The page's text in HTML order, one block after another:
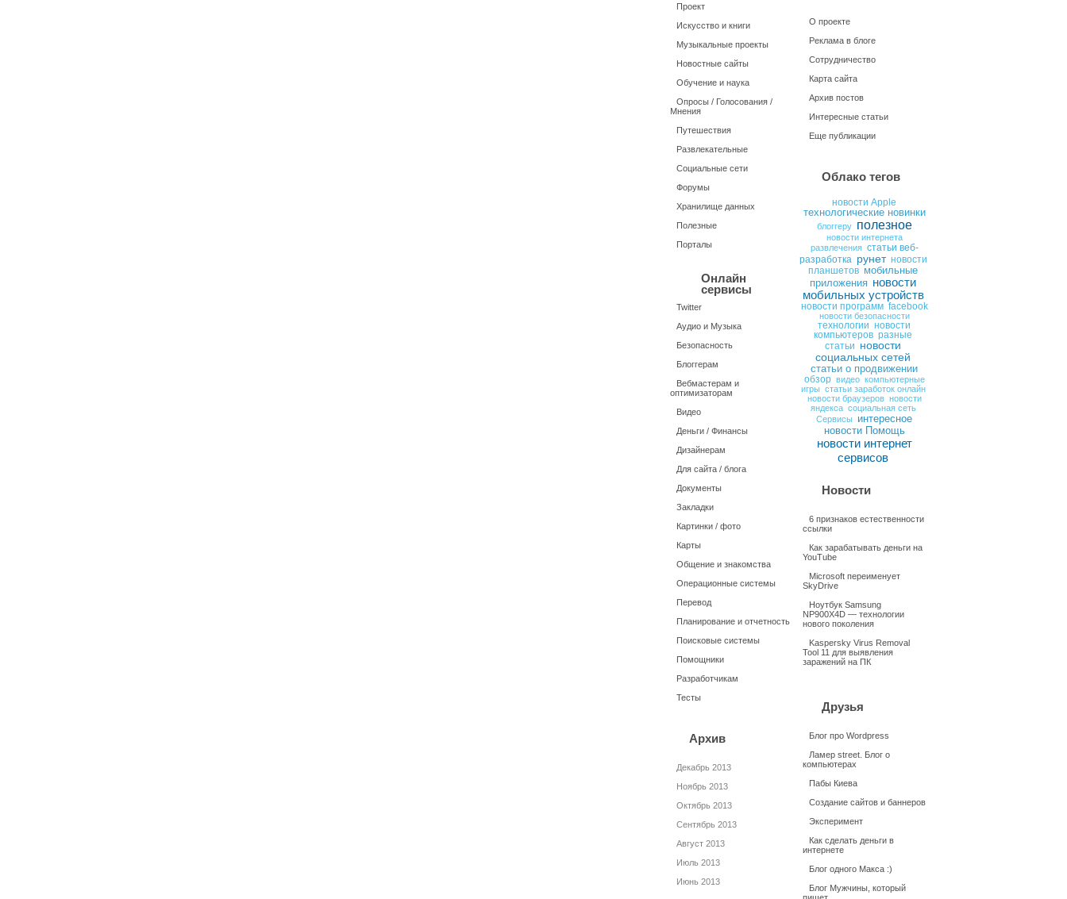
Проект
Искусство и книги
Музыкальные проекты
Новостные сайты
Обучение и наука
Опросы / Голосования /
Мнения
Путешествия
Развлекательные
Социальные сети
Форумы
Хранилище данных
Полезные
Порталы
Онлайн
сервисы
Twitter
Аудио и Музыка
Безопасность
Блоггерам
Вебмастерам и
оптимизаторам
Видео
Деньги / Финансы
Дизайнерам
Для сайта / блога
Документы
Закладки
Картинки / фото
Карты
Общение и знакомства
Операционные системы
Перевод
Планирование и отчетность
Поисковые системы
Помощники
Разработчикам
Тесты
Архив
Декабрь 2013
Ноябрь 2013
Октябрь 2013
Сентябрь 2013
Август 2013
Июль 2013
Июнь 2013
О проекте
Реклама в блоге
Сотрудничество
Карта сайта
Архив постов
Интересные статьи
Еще публикации
Облако тегов
новости Apple
технологические новинки
блоггеру полезное
новости интернета
развлечения статьи веб-
разработка рунет новости
планшетов мобильные
приложения новости
мобильных устройств
новости программ facebook
новости безопасности
технологии новости
компьютеров разные
статьи
новости
социальных сетей
статьи о продвижении
обзор видео компьютерные
игры статьи заработок онлайн
новости браузеров новости
яндекса социальная сеть
Сервисы интересное
новости Помощь
новости интернет
сервисов
Новости
6 признаков естественности
ссылки
Как зарабатывать деньги на
YouTube
Microsoft переименует
SkyDrive
Ноутбук Samsung
NP900X4D — технологии
нового поколения
Kaspersky Virus Removal
Tool 11 для выявления
заражений на ПК
Друзья
Блог про Wordpress
Ламер street. Блог о
компьютерах
Пабы Киева
Создание сайтов и баннеров
Эксперимент
Как сделать деньги в
интернете
Блог одного Макса :)
Блог Мужчины, который